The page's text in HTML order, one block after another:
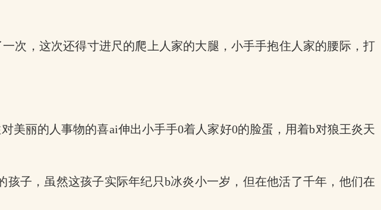
次，这次还得寸进尺的爬上人家的大腿，小手手抱住人家的腰际，打
美丽的人事物的喜ai伸出小手手0着人家好0的脸蛋，用着b对狼王炎天
子，虽然这孩子实际年纪只b冰炎小一岁，但在他活了千年，他们在